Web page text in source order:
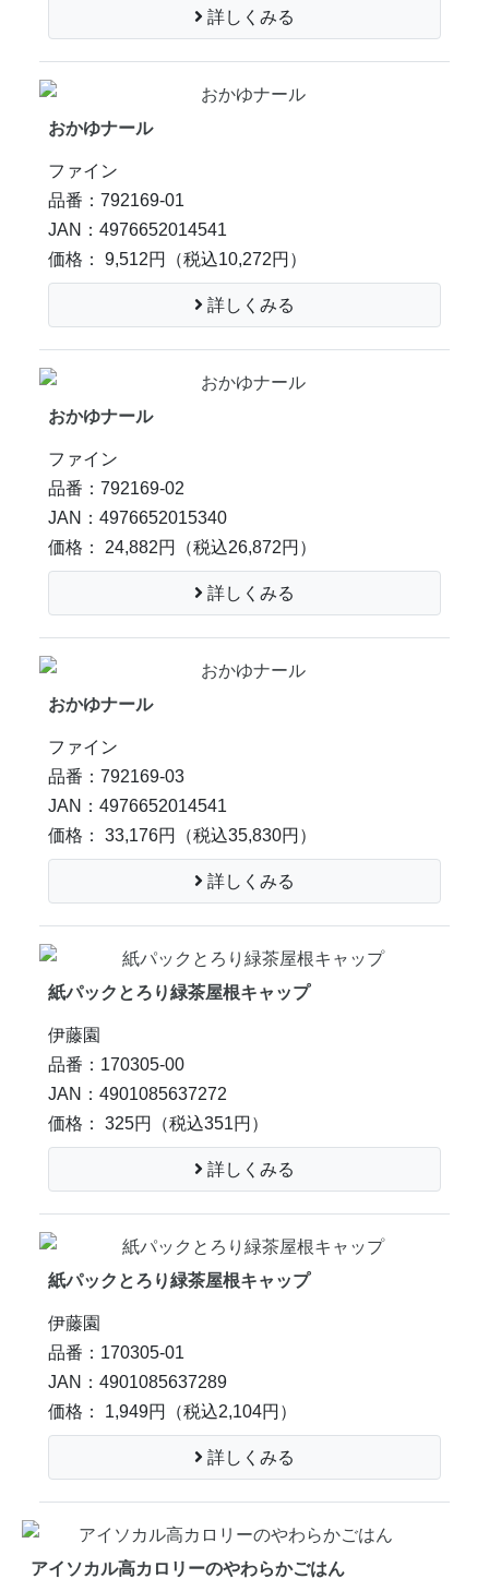
詳しくみる
おかゆナール
ファイン
品番：792169-01
JAN：4976652014541
価格： 9,512円
（税込10,272円）
詳しくみる
おかゆナール
ファイン
品番：792169-02
JAN：4976652015340
価格： 24,882円
（税込26,872円）
詳しくみる
おかゆナール
ファイン
品番：792169-03
JAN：4976652014541
価格： 33,176円
（税込35,830円）
詳しくみる
紙パックとろり緑茶屋根キャップ
伊藤園
品番：170305-00
JAN：4901085637272
価格： 325円
（税込351円）
詳しくみる
紙パックとろり緑茶屋根キャップ
伊藤園
品番：170305-01
JAN：4901085637289
価格： 1,949円
（税込2,104円）
詳しくみる
アイソカル高カロリーのやわらかごはん